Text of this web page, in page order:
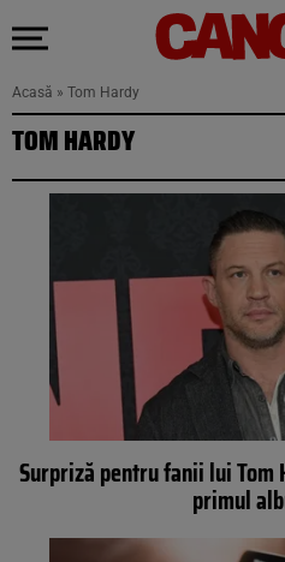
Acasă » Tom Hardy
TOM HARDY
Surpriză pentru fanii lui
primul